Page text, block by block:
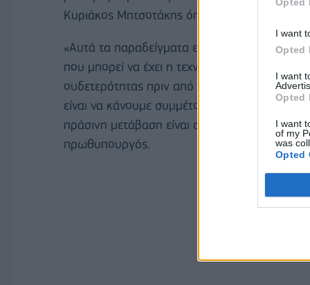
I want
Opted
I want
Opted
I want
of my
was
Opted
Κυριάκος Μητσοτάκης όπως τονίζουν
«Αυτά τα παραδείγματα είναι ιδιαίτερα
που μπορεί να έχει η τεχνολογία στο να
ουδετερότητας πριν από την υπόλοιπη χώρα.
είναι να κάνουμε συμμέτοχες τις τοπικές
πράσινη μετάβαση είναι στην
πρωθυπουργός.